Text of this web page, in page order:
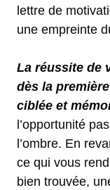
lettre de
une empreinte
La réussite de
dès la
ciblée et
l’opportunité
l’ombre. En
ce qui vous
bien trouvée,